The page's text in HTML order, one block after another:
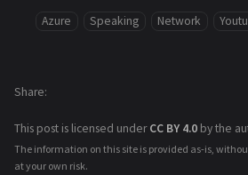
Azure Speaking Network
This post is licensed underCC BY 4.0 by the
The information on this site is provided as-is,
at your own risk.
Share